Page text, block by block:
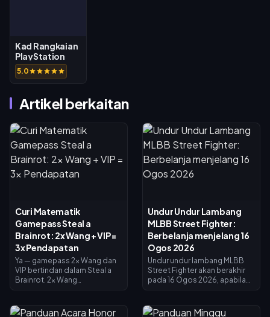
Kad Rangkaian
PlayStation
(ZA)
5.0
Artikel berkaitan
Curi Matematik
Gamepass Steal a
Brainrot: 2x Wang + VIP =
3x Pendapatan
Ya — gamepass 2x Wang dan
VIP bertindan dalam Steal a
Brainrot. 2x Wang
menambah ×1.5, dan ia darab
Undur Undur Lambang
MLBB Street Fighter:
Berbelanja menjelang 16
Ogos 2026
Undur undur lambang MLBB
Street Fighter akan berakhir
pada 16 Ogos 2026, apabila
ditutup. Lambang yang tidak